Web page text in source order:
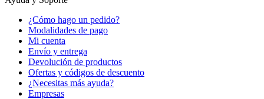
¿Cómo hago un pedido?
Modalidades de pago
Mi cuenta
Envío y entrega
Devolución de productos
Ofertas y códigos de descuento
¿Necesitas más ayuda?
Empresas